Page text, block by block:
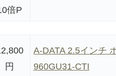
倍P
円
A-DATA 2.5インチ
960GU31-CTI